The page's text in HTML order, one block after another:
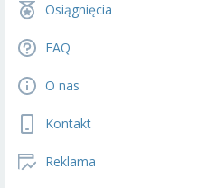
Osiągnięcia
FAQ
O nas
Kontakt
Reklama